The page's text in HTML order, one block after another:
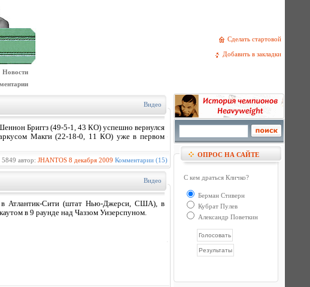
Сделать стартовой
Добавить в закладки
Новости
Видео
Бриггз (49-5-1, 43 КО) успешно вернулся
Макги (22-18-0, 11 КО) уже в первом
автор: JHANTOS 8 декабря 2009 Комментарии (15)
Видео
в Атлантик-Сити (штат Нью-Джерси, США), в
в 9 раунде над Чаззом Уизерспуном.
ОПРОС НА САЙТЕ
С кем драться Кличко?
Берман Стиверн
Кубрат Пулев
Александр Поветкин